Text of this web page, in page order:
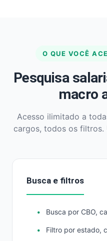
O QUE VOCÊ
Pesquisa
macro
Acesso ilimitado a
cargos, todos os filtros.
Busca e filtros
Busca por CBO,
Filtro por estado,